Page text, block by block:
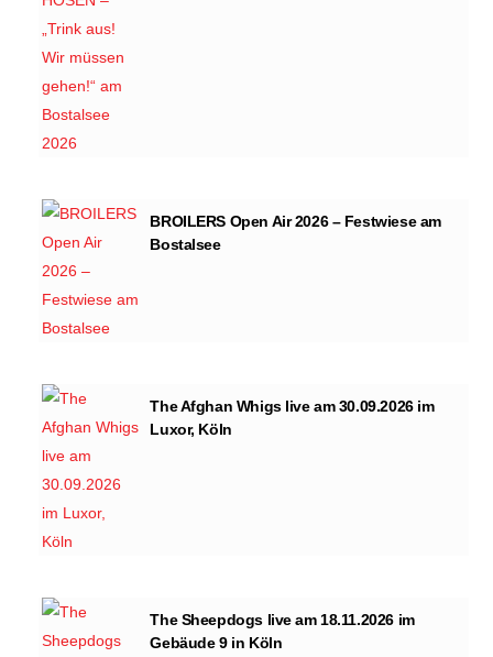
BROILERS Open Air 2026 – Festwiese am
Bostalsee
The Afghan Whigs live am 30.09.2026 im
Luxor, Köln
The Sheepdogs live am 18.11.2026 im
Gebäude 9 in Köln